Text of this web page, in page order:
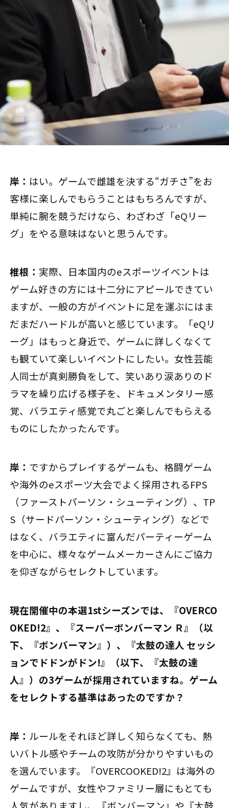
岸： はい。ゲームで雌雄を決する“ガチさ”をお
客様に楽しんでもらうことはもちろんですが、
単純に腕を競うだけなら、わざわざ「eQリー
グ」をやる意味はないと思うんです。
椎根： 実際、日本国内のeスポーツイベントは
ゲーム好きの方には十二分にアピールできてい
ますが、一般の方がイベントに足を運ぶにはま
だまだハードルが高いと感じています。「eQリ
ーグ」はもっと身近で、ゲームに詳しくなくて
も観ていて楽しいイベントにしたい。女性芸能
人同士が真剣勝負をして、笑いあり涙ありのド
ラマを繰り広げる様子を、ドキュメンタリー感
覚、バラエティ感覚で丸ごと楽しんでもらえる
ものにしたかったんです。
岸： ですからプレイするゲームも、格闘ゲーム
や海外のeスポーツ大会でよく採用されるFPS
（ファーストパーソン・シューティング）、TP
S（サードパーソン・シューティング）などで
はなく、バラエティに富んだパーティーゲーム
を中心に、様々なゲームメーカーさんにご協力
を仰ぎながらセレクトしています。
――現在開催中の本選1stシーズンでは、『OVERCO
OKED!2』、『スーパーボンバーマン Ｒ』（以
下、『ボンバーマン』）、『太鼓の達人 セッシ
ョンでドドンがドン!』（以下、『太鼓の達
人』）の3ゲームが採用されていますね。ゲーム
をセレクトする基準はあったのですか？
岸： ルールをそれほど詳しく知らなくても、熱
いバトル感やチームの攻防が分かりやすいもの
を選んでいます。『OVERCOOKED!2』は海外の
ゲームですが、女性やファミリー層にもとても
人気がありますし、『ボンバーマン』や『太鼓